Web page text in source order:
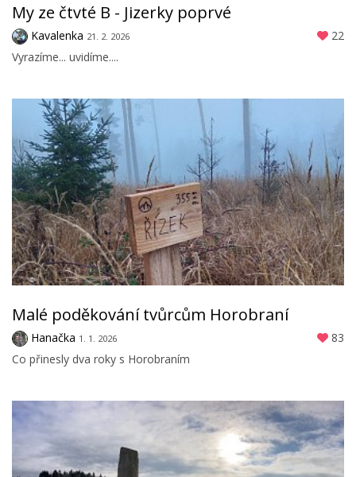
My ze čtvté B - Jizerky poprvé
Kavalenka 21. 2. 2026
22
Vyrazíme... uvidíme....
Malé poděkování tvůrcům Horobraní
Hanačka 1. 1. 2026
83
Co přinesly dva roky s Horobraním